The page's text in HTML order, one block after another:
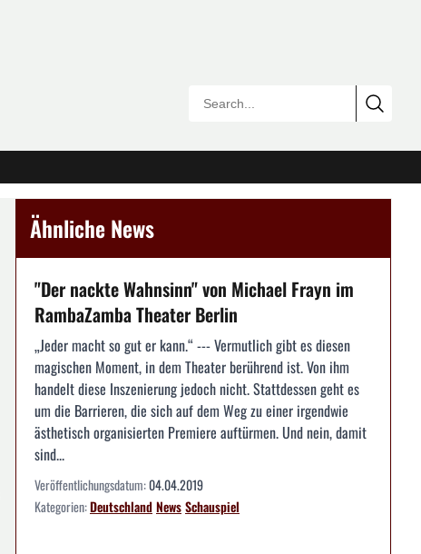
Ähnliche News
"Der nackte Wahnsinn" von Michael Frayn im
RambaZamba Theater Berlin
„Jeder macht so gut er kann.“ --- Vermutlich gibt es diesen
magischen Moment, in dem Theater berührend ist. Von ihm
handelt diese Inszenierung jedoch nicht. Stattdessen geht es
um die Barrieren, die sich auf dem Weg zu einer irgendwie
ästhetisch organisierten Premiere auftürmen. Und nein, damit
sind...
Veröffentlichungsdatum:04.04.2019
Kategorien:DeutschlandNewsSchauspiel